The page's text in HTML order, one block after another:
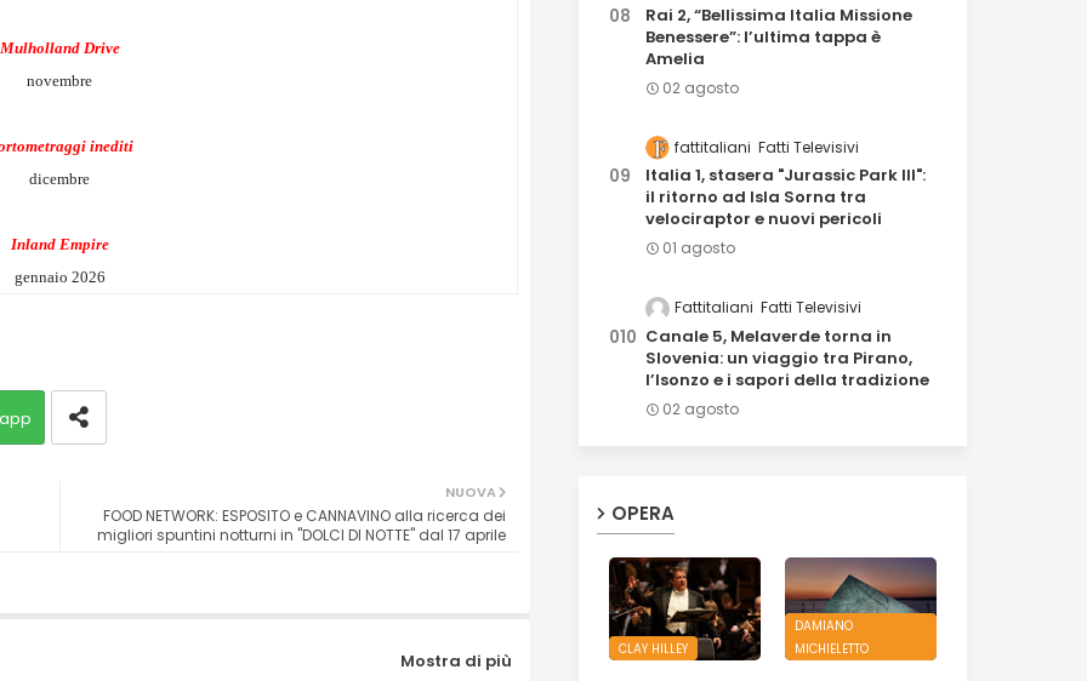
Mulholland Drive
novembre
inediti
dicembre
Inland Empire
gennaio 2026
NUOVA
FOOD NETWORK: ESPOSITO e CANNAVINO alla ricerca dei
migliori spuntini notturni in "DOLCI DI NOTTE" dal 17 aprile
Mostra di più
Rai 2, “Bellissima Italia Missione
Benessere”: l’ultima tappa è
Amelia
02 agosto
fattitaliani Fatti Televisivi
Italia 1, stasera "Jurassic Park III":
il ritorno ad Isla Sorna tra
velociraptor e nuovi pericoli
01 agosto
Fattitaliani Fatti Televisivi
Canale 5, Melaverde torna in
Slovenia: un viaggio tra Pirano,
l’Isonzo e i sapori della tradizione
02 agosto
OPERA
CLAY HILLEY
DAMIANO
MICHIELETTO